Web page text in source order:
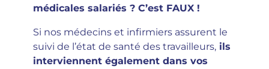
médicales salariés ? C’est FAUX !
Si nos médecins et infirmiers assurent le
suivi de l’état de santé des travailleurs, ils
interviennent également dans vos